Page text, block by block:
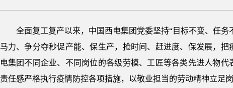
全面复工复产以来，中国西电集团党委坚持“目标不变、任
马力、争分夺秒促产能、保生产，抢时间、赶进度、保发展，
电集团不同企业、不同岗位的各级劳模、工匠等各类先进人物
责任感严格执行疫情防控各项措施，以敬业担当的劳动精神立足